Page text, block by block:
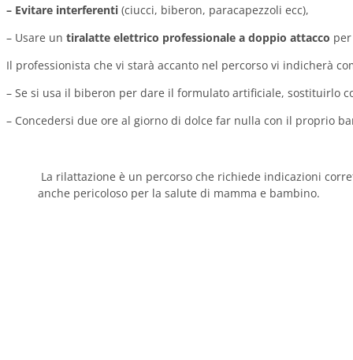
– Evitare interferenti (ciucci, biberon, paracapezzoli ecc),
– Usare un tiralatte elettrico professionale a doppio attacco
Il professionista che vi starà accanto nel percorso vi indicherà
– Se si usa il biberon per dare il formulato artificiale, sostituirlo
– Concedersi due ore al giorno di dolce far nulla con il proprio
La rilattazione è un percorso che richiede indicazioni
anche pericoloso per la salute di mamma e bambino.